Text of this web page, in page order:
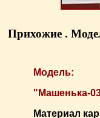
Прихожие .
Модель:
"Машенька-
Материал